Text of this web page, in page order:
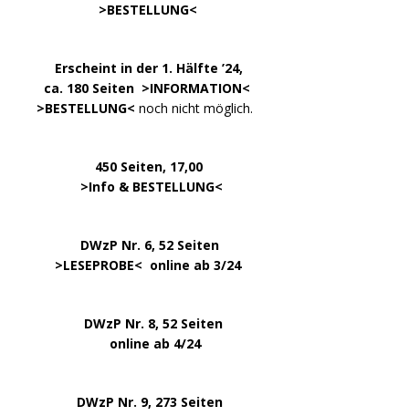
>BESTELLUNG<
Erscheint in der 1. Hälfte ’24,
ca. 180 Seiten >INFORMATION<
>BESTELLUNG< noch nicht möglich.
450 Seiten, 17,00
>Info & BESTELLUNG<
DWzP Nr. 6, 52 Seiten
>LESEPROBE< online ab 3/24
DWzP Nr. 8, 52 Seiten
online ab 4/24
DWzP Nr. 9, 273 Seiten